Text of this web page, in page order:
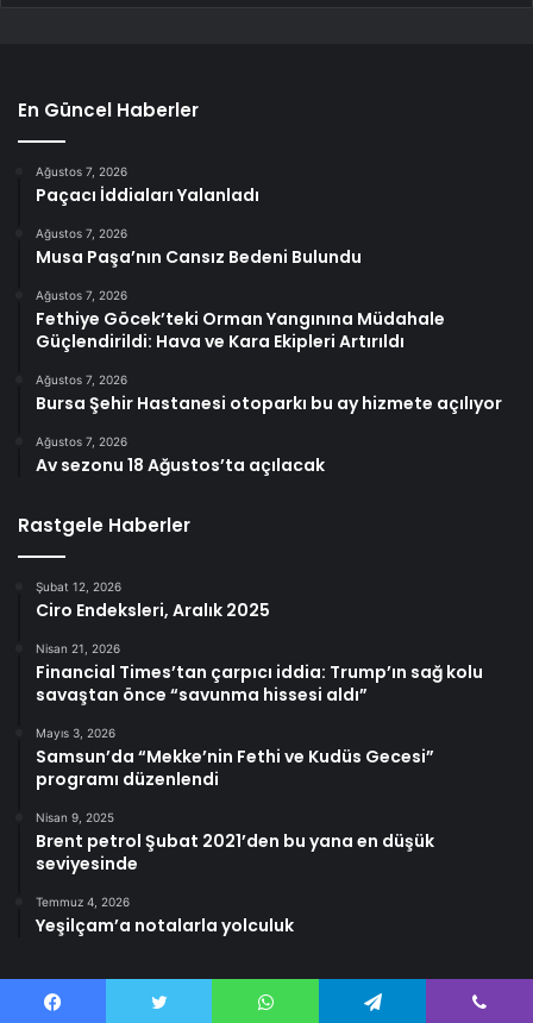
En Güncel Haberler
Ağustos 7, 2026
Paçacı İddiaları Yalanladı
Ağustos 7, 2026
Musa Paşa’nın Cansız Bedeni Bulundu
Ağustos 7, 2026
Fethiye Göcek’teki Orman Yangınına Müdahale
Güçlendirildi: Hava ve Kara Ekipleri Artırıldı
Ağustos 7, 2026
Bursa Şehir Hastanesi otoparkı bu ay hizmete açılıyor
Ağustos 7, 2026
Av sezonu 18 Ağustos’ta açılacak
Rastgele Haberler
Şubat 12, 2026
Ciro Endeksleri, Aralık 2025
Nisan 21, 2026
Financial Times’tan çarpıcı iddia: Trump’ın sağ kolu
savaştan önce “savunma hissesi aldı”
Mayıs 3, 2026
Samsun’da “Mekke’nin Fethi ve Kudüs Gecesi”
programı düzenlendi
Nisan 9, 2025
Brent petrol Şubat 2021’den bu yana en düşük
seviyesinde
Temmuz 4, 2026
Yeşilçam’a notalarla yolculuk